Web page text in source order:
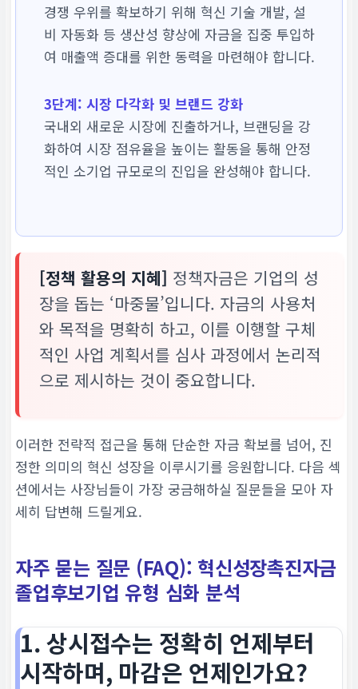
경쟁 우위를 확보하기 위해 혁신 기술 개발, 설
비 자동화 등 생산성 향상에 자금을 집중 투입하
여 매출액 증대를 위한 동력을 마련해야 합니다.
3단계: 시장 다각화 및 브랜드 강화
국내외 새로운 시장에 진출하거나, 브랜딩을 강
화하여 시장 점유율을 높이는 활동을 통해 안정
적인 소기업 규모로의 진입을 완성해야 합니다.
[정책 활용의 지혜] 정책자금은 기업의 성
장을 돕는 ‘마중물’입니다. 자금의 사용처
와 목적을 명확히 하고, 이를 이행할 구체
적인 사업 계획서를 심사 과정에서 논리적
으로 제시하는 것이 중요합니다.
이러한 전략적 접근을 통해 단순한 자금 확보를 넘어, 진
정한 의미의 혁신 성장을 이루시기를 응원합니다. 다음 섹
션에서는 사장님들이 가장 궁금해하실 질문들을 모아 자
세히 답변해 드릴게요.
자주 묻는 질문 (FAQ): 혁신성장촉진자금
졸업후보기업 유형 심화 분석
1. 상시접수는 정확히 언제부터
시작하며, 마감은 언제인가요?